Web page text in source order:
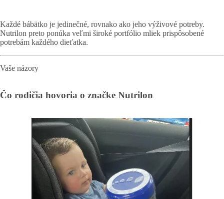
Každé bábätko je jedinečné, rovnako ako jeho výživové potreby.
Nutrilon preto ponúka veľmi široké portfólio mliek prispôsobené
potrebám každého dieťatka.
Vaše názory
Čo rodičia hovoria o značke Nutrilon